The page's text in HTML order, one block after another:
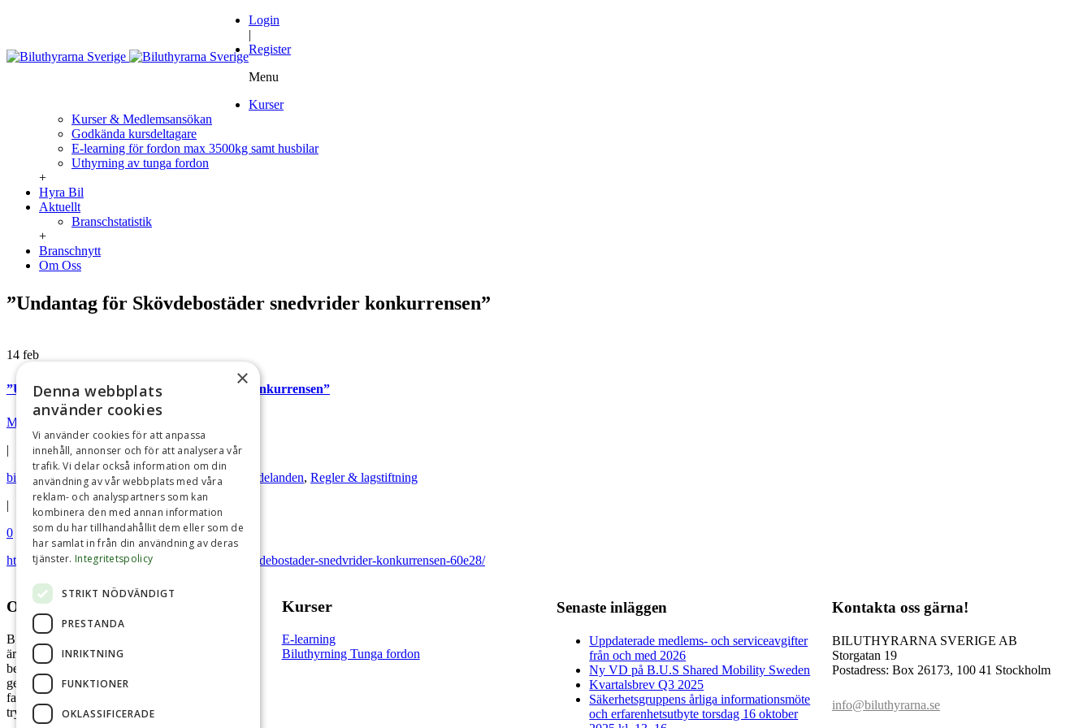
Login
|
Register
Menu
Kurser
Kurser & Medlemsansökan
Godkända kursdeltagare
E-learning för fordon max 3500kg samt husbilar
Uthyrning av tunga fordon
+
Hyra Bil
Aktuellt
Branschstatistik
+
Branschnytt
Om Oss
”Undantag för Skövdebostäder snedvrider konkurrensen”
14 feb
”Undantag för Skövdebostäder snedvrider konkurrensen”
Mia Solberg
|
bildelning,biluthyrning,Debatt artikel,Pressmeddelanden, Regler & lagstiftning
|
0
https://www.sla.se/2024/02/14/undantag-for-skovdebostader-snedvrider-konkurrensen-60e28/
Om oss
B.U.S Shared Mobility (f.d Biluthyrarna Sverige)
är en branschorganisation för alla företag som
bedriver biluthyrning och annan bildelning. Den
gemensamma målsättningen är säkerhet, kvalitet,
fackmässig service och kundvänlig policy samt
trygghet för kunden.
Kurser
E-learning
Biluthyrning Tunga fordon
Senaste inläggen
Uppdaterade medlems- och serviceavgifter
från och med 2026
Ny VD på B.U.S Shared Mobility Sweden
Kvartalsbrev Q3 2025
Säkerhetsgruppens årliga informationsmöte
och erfarenhetsutbyte torsdag 16 oktober
Kontakta oss gärna!
BILUTHYRARNA SVERIGE AB
Storgatan 19
Postadress: Box 26173, 100 41 Stockholm
info@biluthyrarna.se
×
Denna webbplats
använder cookies
Vi använder cookies för att anpassa
innehåll, annonser och för att analysera vår
trafik. Vi delar också information om din
användning av vår webbplats med våra
reklam- och analyspartners som kan
kombinera den med annan information
som du har tillhandahållit dem eller som de
har samlat in från din användning av deras
tjänster. Integritetspolicy
STRIKT NÖDVÄNDIGT
PRESTANDA
INRIKTNING
FUNKTIONER
OKLASSIFICERADE